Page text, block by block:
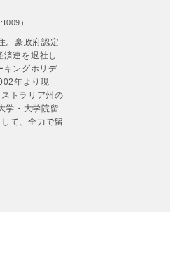
）
。豪政府認定
連を退社し
キングホリデ
年より現
トラリア州の
学・大学院留
て、全力で留